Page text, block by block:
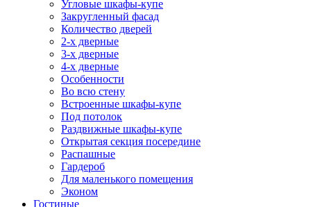
Угловые шкафы-купе
Закругленный фасад
Количество дверей
2-х дверные
3-х дверные
4-х дверные
Особенности
Во всю стену
Встроенные шкафы-купе
Под потолок
Раздвижные шкафы-купе
Открытая секция посередине
Распашные
Гардероб
Для маленького помещения
Эконом
Гостиные